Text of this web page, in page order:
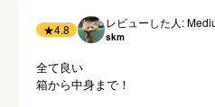
★4.8 レビューした人:
skm
全て良い
箱から中身まで！